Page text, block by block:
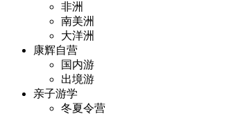
非洲
南美洲
大洋洲
康辉自营
国内游
出境游
亲子游学
冬夏令营